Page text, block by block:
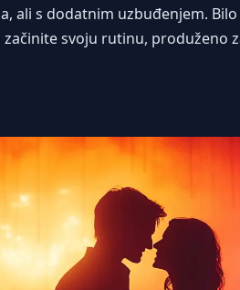
ali s dodatnim uzbuđenjem.
svoju rutinu, produženo